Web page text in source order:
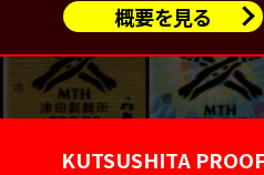
概要を見る
KUTSUSHITA PROOF